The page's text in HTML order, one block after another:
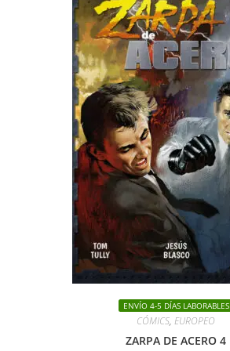
ENVÍO 4-5 DÍAS LABORABLES
CÓMICS, EUROPEO
ZARPA DE ACERO 4